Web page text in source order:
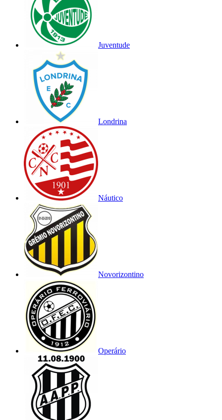
Juventude
Londrina
Náutico
Novorizontino
Operário